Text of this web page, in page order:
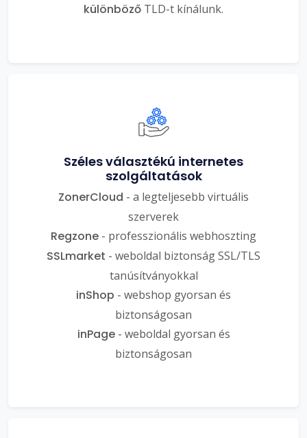
különböző TLD-t kínálunk.
Széles választékú internetes
szolgáltatások
ZonerCloud - a legteljesebb virtuális
szerverek
Regzone - professzionális webhoszting
SSLmarket - weboldal biztonság SSL/TLS
tanúsítványokkal
inShop - webshop gyorsan és
biztonságosan
inPage- weboldal gyorsan és
biztonságosan